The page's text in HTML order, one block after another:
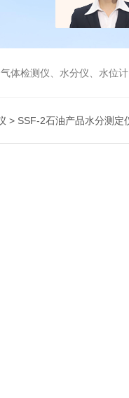
测仪、水分仪、水位计、气
> SSF-2石油产品水分测定